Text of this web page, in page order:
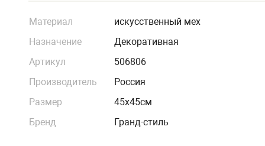
Материал
искусственный мех
Назначение
Декоративная
Артикул
506806
Производитель
Россия
Размер
45х45см
Бренд
Гранд-стиль